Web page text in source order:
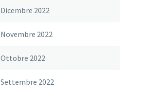
Dicembre 2022
Novembre 2022
Ottobre 2022
Settembre 2022